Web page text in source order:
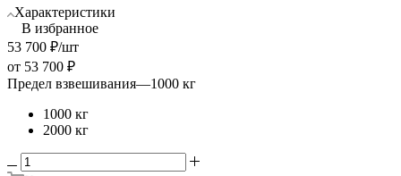
Характеристики
В избранное
53 700 ₽/шт
от 53 700 ₽
Предел взвешивания—1000 кг
1000 кг
2000 кг